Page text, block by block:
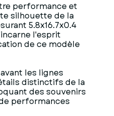
performance et
silhouette de la
5.8x16.7x0.4
l'esprit
de ce modèle
les lignes
distinctifs de la
des souvenirs
performances